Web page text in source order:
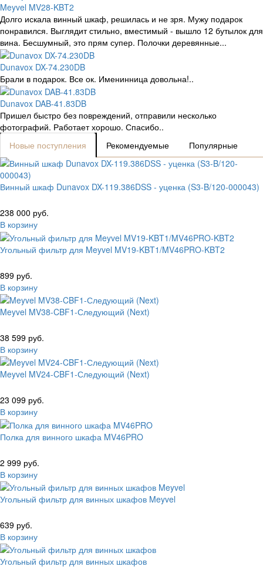
Meyvel MV28-KBT2
Долго искала винный шкаф, решилась и не зря. Мужу подарок
понравился. Выглядит стильно, вместимый - вышло 12 бутылок для
вина. Бесшумный, это прям супер. Полочки деревянные...
Dunavox DX-74.230DB
Брали в подарок. Все ок. Именинница довольна!..
Dunavox DAB-41.83DB
Пришел быстро без повреждений, отправили несколько
фотографий. Работает хорошо. Спасибо..
Новые поступления
Рекомендуемые Популярные
Винный шкаф Dunavox DX-119.386DSS - уценка (S3-B/120-000043)
238 000 руб.
В корзину
Угольный фильтр для Meyvel MV19-KBT1/MV46PRO-KBT2
899 руб.
В корзину
Meyvel MV38-CBF1-Следующий (Next)
38 599 руб.
В корзину
Meyvel MV24-CBF1-Следующий (Next)
23 099 руб.
В корзину
Полка для винного шкафа MV46PRO
2 999 руб.
В корзину
Угольный фильтр для винных шкафов Meyvel
639 руб.
В корзину
Угольный фильтр для винных шкафов